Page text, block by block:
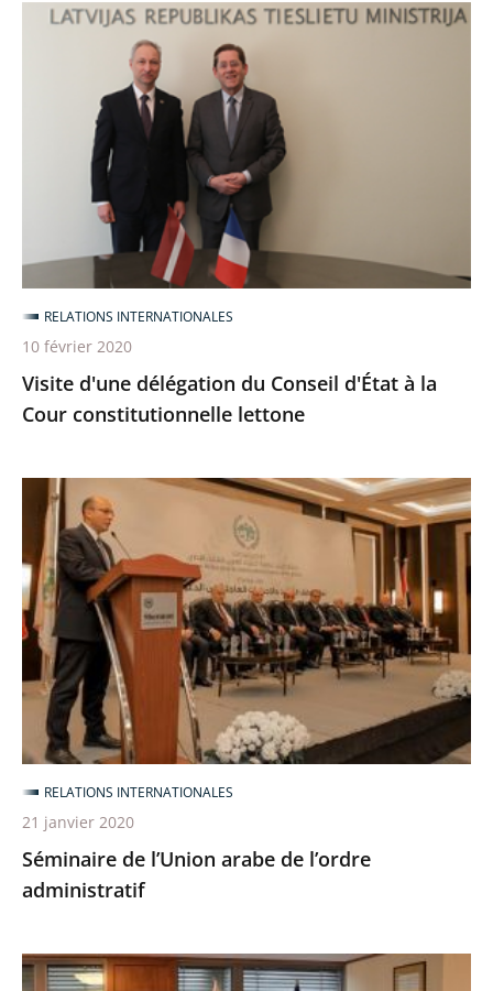
Visite
Cour
constitutionnelle
lettone
Visite d'une délégation du Conseil d'État à la
Cour constitutionnelle lettone
RELATIONS INTERNATIONALES
10 février 2020
Séminaire
l’Union
arabe
de
l’ordre
administratif
Séminaire de l’Union arabe de l’ordre
administratif
RELATIONS INTERNATIONALES
21 janvier 2020
Séminaire